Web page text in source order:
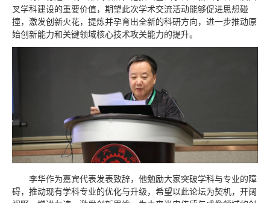
叉学科建设的重要价值，期望此次学术交流活动能够促进思想碰
撞，激发创新火花，提炼并孕育出全新的科研方向，进一步推动原
始创新能力和关键领域核心技术攻关能力的提升。
李华作为嘉宾代表发表致辞，他勉励大家突破学科与专业的障
碍，推动现有学科专业的优化与升级，希望以此论坛为契机，开阔